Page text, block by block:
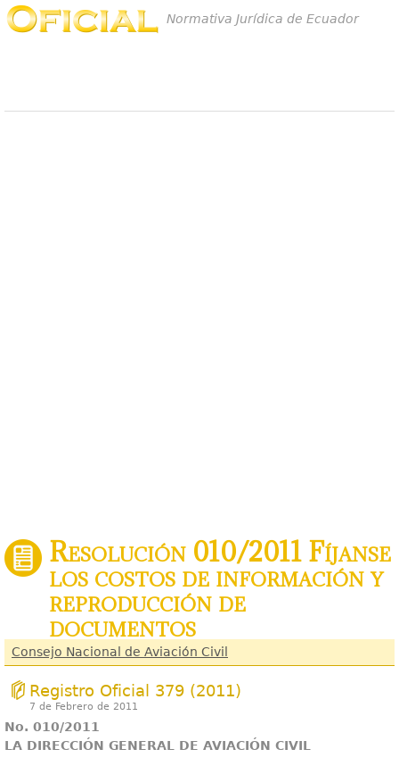
Normativa Jurídica de Ecuador
Resolución 010/2011 Fíjanse
los costos de información y
reproducción de
documentos
Consejo Nacional de Aviación Civil
Registro Oficial 379 (2011)
7 de Febrero de 2011
No. 010/2011
LA DIRECCIÓN GENERAL DE AVIACIÓN CIVIL